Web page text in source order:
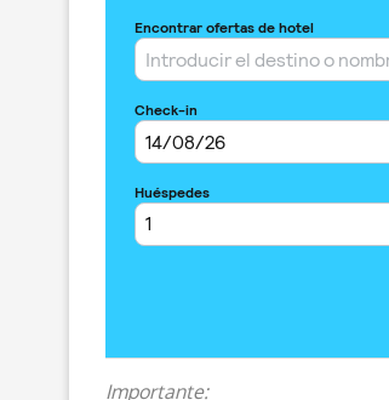
Importante: